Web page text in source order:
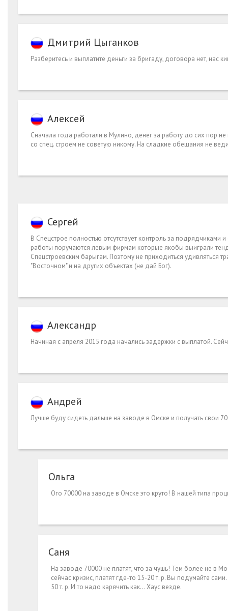
Дмитрий Цыганков
Разберитесь и выплатите деньги за бригаду, договора нет, нас
Алексей
Сначала года работали в Мулино, денег за работу до сих пор
со спец. строем не советую никому. На сладкие обещания не
Сергей
В Спецстрое полностью отсутствует контроль за подрядчиками
работы поручаются левым фирмам которые якобы выиграли
Спецстроевским барыгам. Поэтому не приходиться
"Восточном" и на других объектах (не дай Бог).
Александр
Начиная с апреля 2015 года начались задержки с выплатой.
Андрей
Лучше буду сидеть дальше на заводе в Омске и получать свои
Ольга
Ого 70000 на заводе в Омске это круто! В нашей типа
Саня
На заводе 70000 не платят, что за чушь! Тем более не в
сейчас кризис, платят где-то 15-20 т. р. Вы подумайте
50 т. р. И то надо карячить как... Хаус везде.